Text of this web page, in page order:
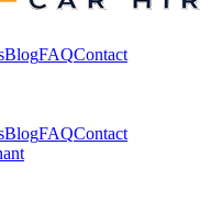
BlogFAQContact
BlogFAQContact